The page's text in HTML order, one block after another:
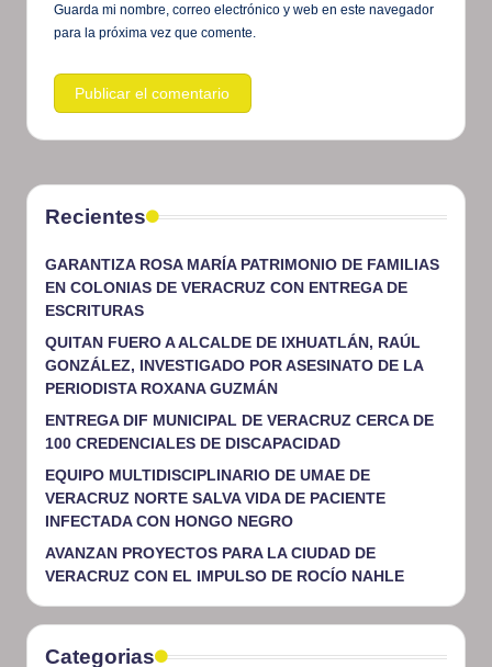
Guarda mi nombre, correo electrónico y web en este navegador
para la próxima vez que comente.
Recientes
GARANTIZA ROSA MARÍA PATRIMONIO DE FAMILIAS
EN COLONIAS DE VERACRUZ CON ENTREGA DE
ESCRITURAS
QUITAN FUERO A ALCALDE DE IXHUATLÁN, RAÚL
GONZÁLEZ, INVESTIGADO POR ASESINATO DE LA
PERIODISTA ROXANA GUZMÁN
ENTREGA DIF MUNICIPAL DE VERACRUZ CERCA DE
100 CREDENCIALES DE DISCAPACIDAD
EQUIPO MULTIDISCIPLINARIO DE UMAE DE
VERACRUZ NORTE SALVA VIDA DE PACIENTE
INFECTADA CON HONGO NEGRO
AVANZAN PROYECTOS PARA LA CIUDAD DE
VERACRUZ CON EL IMPULSO DE ROCÍO NAHLE
Categorias